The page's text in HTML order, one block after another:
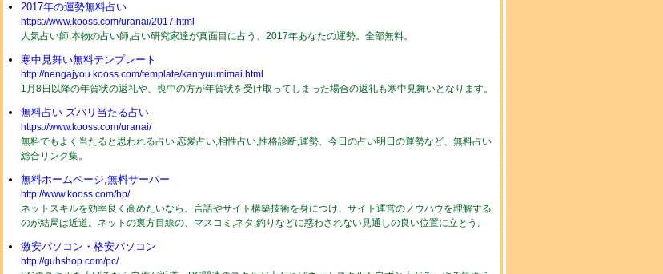
2017年の運勢無料占い
https://www.kooss.com/uranai/2017.html
人気占い師,本物の占い師,占い研究家達が真面目に占う、2017年あなたの運勢。全部無料。
寒中見舞い無料テンプレート
http://nengajyou.kooss.com/template/kantyuumimai.html
1月8日以降の年賀状の返礼や、喪中の方が年賀状を受け取ってしまった場合の返礼も寒中見舞いとなります。
無料占い ズバリ当たる占い
https://www.kooss.com/uranai/
無料でもよく当たると思われる占い 恋愛占い,相性占い,性格診断,運勢、今日の占い明日の運勢など、無料占い
総合リンク集。
無料ホームページ,無料サーバー
http://www.kooss.com/hp/
ネットスキルを効率良く高めたいなら、言語やサイト構築技術を身につけ、サイト運営のノウハウを理解する
のが結局は近道。ネットの裏方目線の、マスコミ,ネタ,釣りなどに惑わされない見通しの良い位置に立とう。
激安パソコン・格安パソコン
http://guhshop.com/pc/